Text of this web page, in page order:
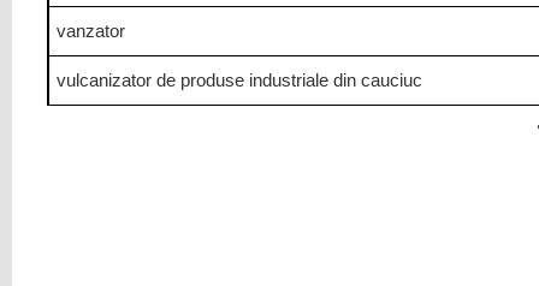
vanzator
vulcanizator de produse industriale din cauciuc